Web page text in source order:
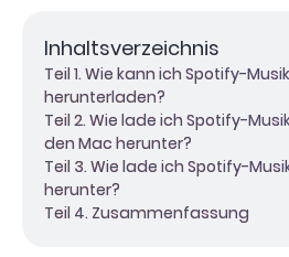
Inhaltsverzeichnis
Teil 1. Wie kann ich Spotify-
herunterladen?
Teil 2. Wie lade ich Spotify-
den Mac herunter?
Teil 3. Wie lade ich Spotify-
herunter?
Teil 4. Zusammenfassung